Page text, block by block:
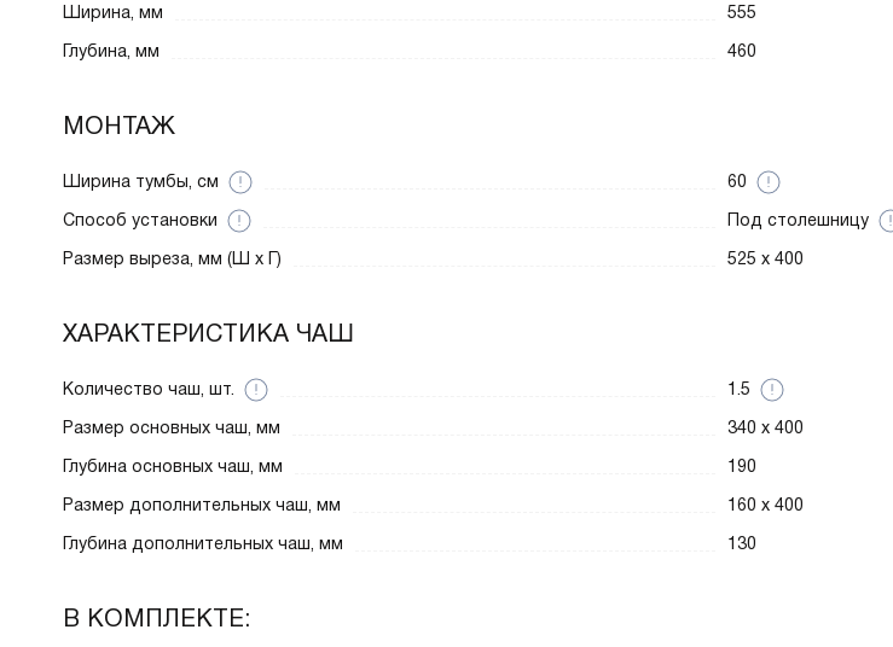
Ширина, мм
555
Глубина, мм
460
МОНТАЖ
Ширина тумбы, см
60
Способ установки
Под столешницу
Размер выреза, мм (Ш x Г)
525 x 400
ХАРАКТЕРИСТИКА ЧАШ
Количество чаш, шт.
1.5
Размер основных чаш, мм
340 x 400
Глубина основных чаш, мм
190
Размер дополнительных чаш, мм
160 x 400
Глубина дополнительных чаш, мм
130
В КОМПЛЕКТЕ: